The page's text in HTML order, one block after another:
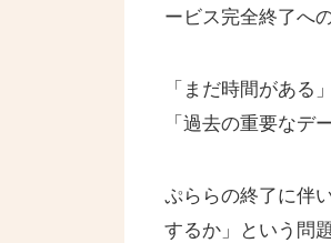
ービス完全終了へ
「まだ時間がある
「過去の重要なデ
ぷららの終了に伴
するか」という問題